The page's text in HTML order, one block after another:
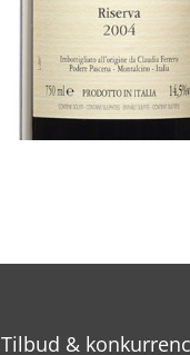
Tilbud &